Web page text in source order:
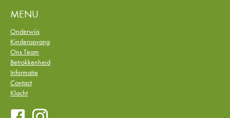
MENU
Onderwijs
Kinderopvang
Ons Team
Betrokkenheid
Informatie
Contact
Klacht